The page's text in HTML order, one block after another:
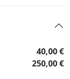
40,00 €
250,00 €